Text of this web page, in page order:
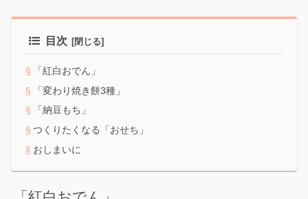
目次
「紅白おでん」
「変わり焼き餅3種」
「納豆もち」
つくりたくなる「おせち」
おしまいに